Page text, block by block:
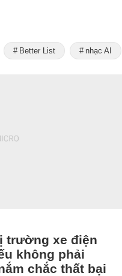
Better List nhạc AI
trường xe điện
không phải
chắc thất bại